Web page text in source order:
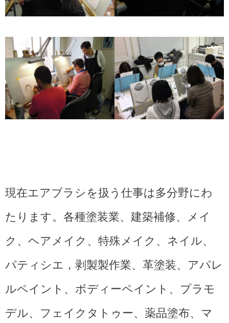
現在エアブラシを扱う仕事は多分野にわ
たります。各種塗装業、建築補修、メイ
ク、ヘアメイク、特殊メイク、ネイル、
パティシエ，剥製製作業、革塗装、アパレ
ルペイント、ボディーペイント、プラモ
デル、フェイクタトゥー、薬品塗布、マ